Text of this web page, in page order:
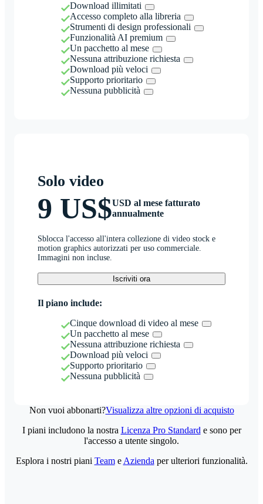
Download illimitati
Accesso completo alla libreria
Strumenti di design professionali
Funzionalità AI premium
Un pacchetto al mese
Nessuna attribuzione richiesta
Download più veloci
Supporto prioritario
Nessuna pubblicità
Solo video
9 US$USD al mese fatturato
annualmente
Sblocca l'accesso all'intera collezione di video stock e
motion graphics autorizzati per uso commerciale.
Immagini non incluse.
Iscriviti ora
Il piano include:
Cinque download di video al mese
Un pacchetto al mese
Nessuna attribuzione richiesta
Download più veloci
Supporto prioritario
Nessuna pubblicità
Non vuoi abbonarti?Visualizza altre opzioni di acquisto
I piani includono la nostra Licenza Pro Standard e sono per
l'accesso a utente singolo.
Esplora i nostri piani Teame Azienda per ulteriori funzionalità.